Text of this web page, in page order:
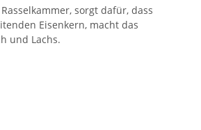
sorgt dafür, dass
Eisenkern, macht das
und Lachs.